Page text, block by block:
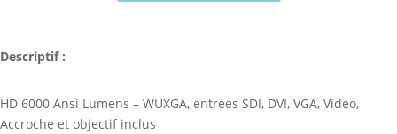
Descriptif :
HD 6000 Ansi Lumens – WUXGA, entrées SDI, DVI, VGA, Vidéo,
Accroche et objectif inclus